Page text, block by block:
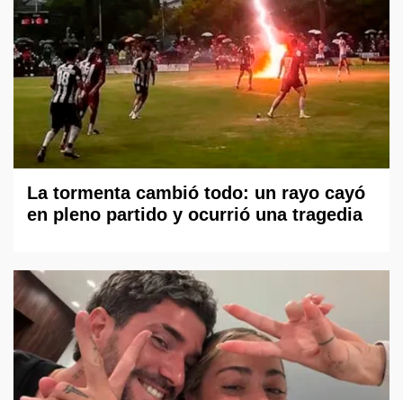
La tormenta cambió todo: un rayo cayó
en pleno partido y ocurrió una tragedia